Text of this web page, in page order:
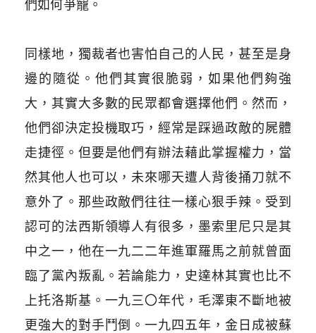
們如何爭寵。
同樣地，獨裁者也害怕自己的人民，甚至是身
邊的隨從。他們其實很脆弱，如果他們夠強
大，其實大多數的民眾都會選擇他們。然而，
他們卻決定投機取巧，經常是踩過政敵的屍體
走捷徑。但要是他們有辦法藉此掌握權力，當
然其他人也可以，未來哪天遭人背後捅刀就不
意外了。那些政敵們往往一樣心狠手辣。受到
認可的法西斯領導人有很多，墨索里尼只是其
中之一，他在一九二二年進軍羅馬之前就曾面
臨了黨內叛亂。若論能力，史達林其實也比不
上托洛斯基。一九三〇年代，毛澤東不斷地被
更強大的對手鬥倒。一九四五年，金日成被蘇